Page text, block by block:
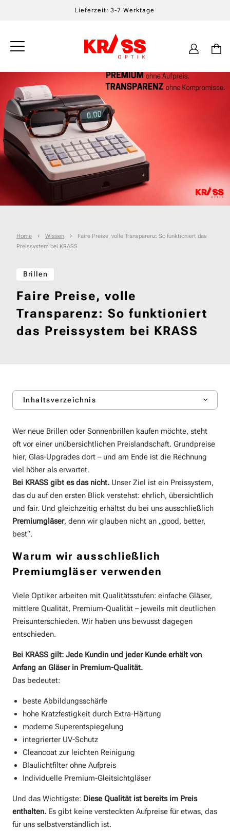
Lieferzeit: 3-7 Werktage
Einloggen
Home › Wissen ›
Faire Preise, volle Transparenz: So funktioniert das
Preissystem bei KRASS
Brillen
Faire Preise, volle
Transparenz: So funktioniert
das Preissystem bei KRASS
Inhaltsverzeichnis
Wer neue Brillen oder Sonnenbrillen kaufen möchte, steht
oft vor einer unübersichtlichen Preislandschaft. Grundpreise
hier, Glas-Upgrades dort – und am Ende ist die Rechnung
viel höher als erwartet.
Bei KRASS gibt es das nicht. Unser Ziel ist ein Preissystem,
das du auf den ersten Blick verstehst: ehrlich, übersichtlich
und fair. Und gleichzeitig erhältst du bei uns ausschließlich
Premiumgläser, denn wir glauben nicht an „good, better,
best“.
Warum wir ausschließlich
Premiumgläser verwenden
Viele Optiker arbeiten mit Qualitätsstufen: einfache Gläser,
mittlere Qualität, Premium-Qualität – jeweils mit deutlichen
Preisunterschieden. Wir haben uns bewusst dagegen
entschieden.
Bei KRASS gilt: Jede Kundin und jeder Kunde erhält von
Anfang an Gläser in Premium-Qualität.
Das bedeutet:
beste Abbildungsschärfe
hohe Kratzfestigkeit durch Extra-Härtung
moderne Superentspiegelung
integrierter UV-Schutz
Cleancoat zur leichten Reinigung
Blaulichtfilter ohne Aufpreis
Individuelle Premium-Gleitsichtgläser
Und das Wichtigste: Diese Qualität ist bereits im Preis
enthalten. Es gibt keine versteckten Aufpreise für etwas, das
für uns selbstverständlich ist.